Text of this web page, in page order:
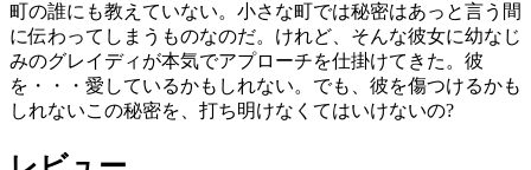
町の誰にも教えていない。小さな町では秘密はあっと言う間
に伝わってしまうものなのだ。けれど、そんな彼女に幼なじ
みのグレイディが本気でアプローチを仕掛けてきた。彼
を・・・愛しているかもしれない。でも、彼を傷つけるかも
しれないこの秘密を、打ち明けなくてはいけないの?